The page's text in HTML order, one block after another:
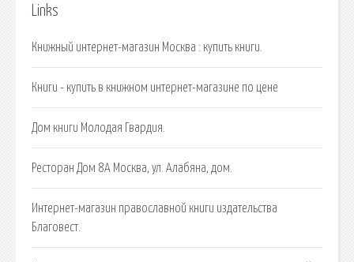
Links
Книжный интернет-магазин Москва : купить книги.
Книги - купить в книжном интернет-магазине по цене
Дом книги Молодая Гвардия.
Ресторан Дом 8А Москва, ул. Алабяна, дом.
Интернет-магазин православной книги издательства
Благовест.